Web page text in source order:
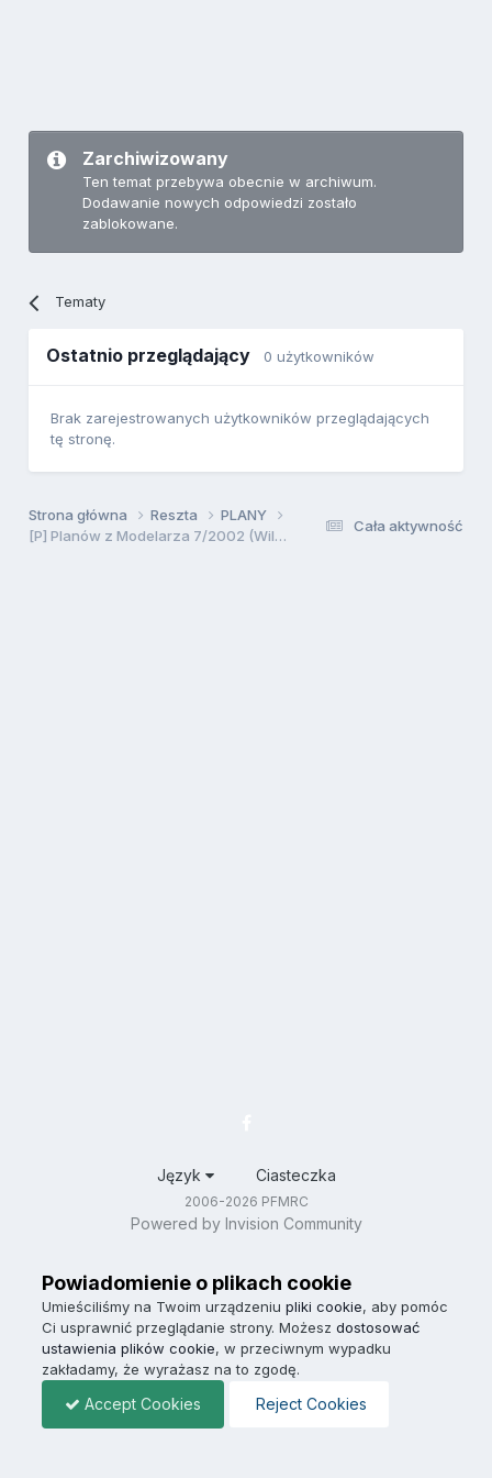
Zarchiwizowany
Ten temat przebywa obecnie w archiwum.
Dodawanie nowych odpowiedzi zostało
zablokowane.
Tematy
Ostatnio przeglądający 0 użytkowników
Brak zarejestrowanych użytkowników przeglądających
tę stronę.
Cała aktywność
Strona główna Reszta
PLANY
[P] Planów z Modelarza 7/2002 (Wilga RC)
Język Ciasteczka
2006-2026 PFMRC
Powered by Invision Community
Powiadomienie o plikach cookie
Umieściliśmy na Twoim urządzeniu pliki cookie, aby pomóc
Ci usprawnić przeglądanie strony. Możesz dostosować
ustawienia plików cookie, w przeciwnym wypadku
zakładamy, że wyrażasz na to zgodę.
Accept Cookies Reject Cookies